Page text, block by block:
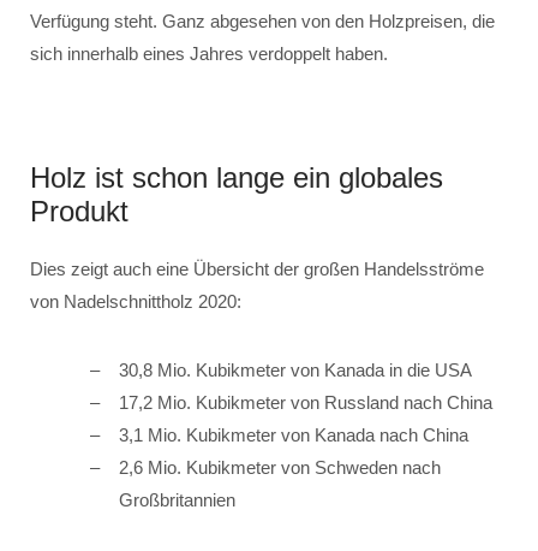
Verfügung steht. Ganz abgesehen von den Holzpreisen, die
sich innerhalb eines Jahres verdoppelt haben.
Holz ist schon lange ein globales
Produkt
Dies zeigt auch eine Übersicht der großen Handelsströme
von Nadelschnittholz 2020:
30,8 Mio. Kubikmeter von Kanada in die USA
17,2 Mio. Kubikmeter von Russland nach China
3,1 Mio. Kubikmeter von Kanada nach China
2,6 Mio. Kubikmeter von Schweden nach
Großbritannien